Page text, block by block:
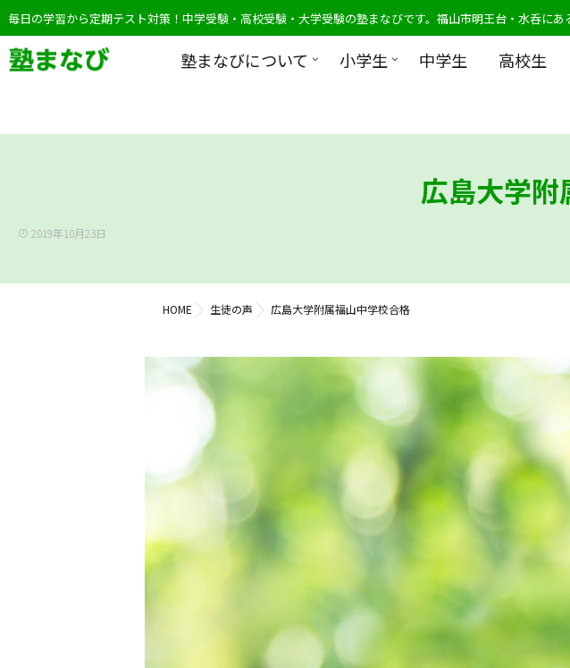
毎日の学習から定期テスト対策！中学受験・高校受験・大学受験の塾まなびです。福山市明王台・水呑にあ
塾まなびについて 小学生 中学生 高校生
広島大学
2019年10月23日
HOME 生徒の声 広島大学附属福山中学校合格